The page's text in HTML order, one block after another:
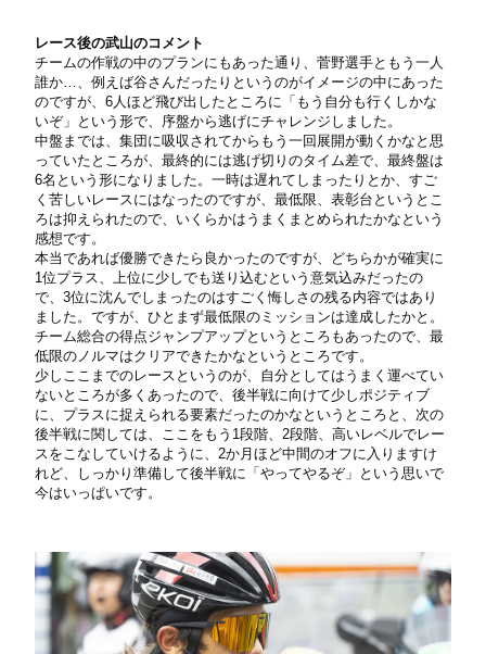
レース後の武山のコメント
チームの作戦の中のプランにもあった通り、菅野選手ともう一人
誰か…、例えば谷さんだったりというのがイメージの中にあった
のですが、6人ほど飛び出したところに「もう自分も行くしかな
いぞ」という形で、序盤から逃げにチャレンジしました。
中盤までは、集団に吸収されてからもう一回展開が動くかなと思
っていたところが、最終的には逃げ切りのタイム差で、最終盤は
6名という形になりました。一時は遅れてしまったりとか、すご
く苦しいレースにはなったのですが、最低限、表彰台というとこ
ろは抑えられたので、いくらかはうまくまとめられたかなという
感想です。
本当であれば優勝できたら良かったのですが、どちらかが確実に
1位プラス、上位に少しでも送り込むという意気込みだったの
で、3位に沈んでしまったのはすごく悔しさの残る内容ではあり
ました。ですが、ひとまず最低限のミッションは達成したかと。
チーム総合の得点ジャンプアップというところもあったので、最
低限のノルマはクリアできたかなというところです。
少しここまでのレースというのが、自分としてはうまく運べてい
ないところが多くあったので、後半戦に向けて少しポジティブ
に、プラスに捉えられる要素だったのかなというところと、次の
後半戦に関しては、ここをもう1段階、2段階、高いレベルでレー
スをこなしていけるように、2か月ほど中間のオフに入りますけ
れど、しっかり準備して後半戦に「やってやるぞ」という思いで
今はいっぱいです。